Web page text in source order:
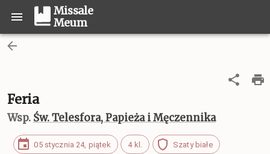
Missale
Meum
Feria
Wsp. Św. Telesfora, Papieża i Męczennika
05 stycznia 24, piątek 4 kl. Szaty białe